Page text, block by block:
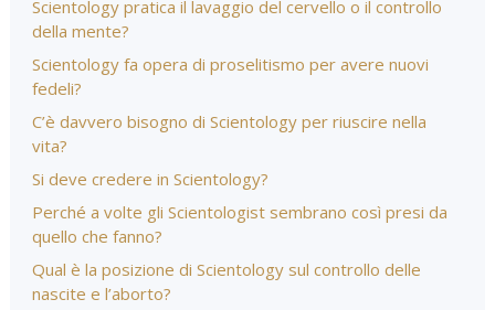
Scientology pratica il lavaggio del cervello o il controllo
della mente?
Scientology fa opera di proselitismo per avere nuovi
fedeli?
C’è davvero bisogno di Scientology per riuscire nella
vita?
Si deve credere in Scientology?
Perché a volte gli Scientologist sembrano così presi da
quello che fanno?
Qual è la posizione di Scientology sul controllo delle
nascite e l’aborto?